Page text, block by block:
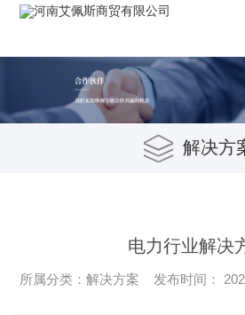
解决方
电力行业解决
所属分类：解决方案 发布时间：